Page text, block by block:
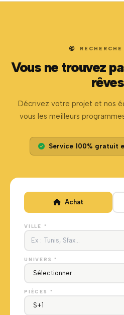
Vous ne trouvez
Décrivez votre projet et nos
vous les meilleurs
Service 100% gratuit
Achat
VILLE *
UNIVERS *
PIÈCES *